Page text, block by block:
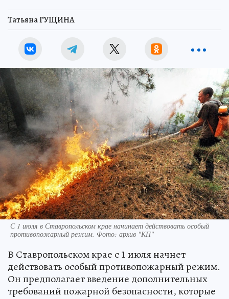
Татьяна ГУЩИНА
С 1 июля в Ставропольском крае начинает действовать особый
противопожарный режим. Фото: архив "КП"
В Ставропольском крае с 1 июля начнет
действовать особый противопожарный режим.
Он предполагает введение дополнительных
требований пожарной безопасности, которые